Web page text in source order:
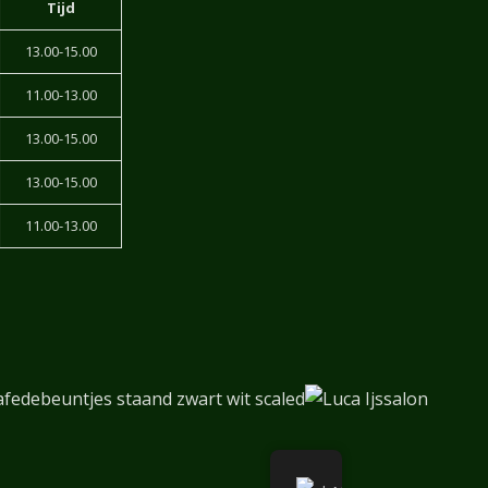
Tijd
13.00-15.00
11.00-13.00
13.00-15.00
13.00-15.00
11.00-13.00